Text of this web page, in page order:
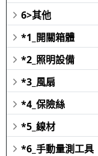
6>其他
*1_開關箱體
*2_照明設備
*3_風扇
*4_保險絲
*5_線材
*6_手動量測工具